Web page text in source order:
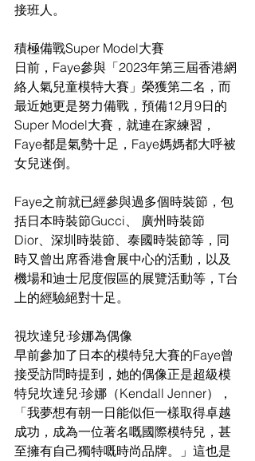
接班人。
積極備戰Super Model大賽
日前，Faye參與「2023年第三屆香港網
絡人氣兒童模特大賽」榮獲第二名，而
最近她更是努力備戰，預備12月9日的
Super Model大賽，就連在家練習，
Faye都是氣勢十足，Faye媽媽都大呼被
女兒迷倒。
Faye之前就已經參與過多個時裝節，包
括日本時裝節Gucci、 廣州時裝節
Dior、深圳時裝節、泰國時裝節等，同
時又曾出席香港會展中心的活動，以及
機場和迪士尼度假區的展覽活動等，T台
上的經驗絕對十足。
視坎達兒·珍娜為偶像
早前參加了日本的模特兒大賽的Faye曾
接受訪問時提到，她的偶像正是超級模
特兒坎達兒·珍娜（Kendall Jenner），
「我夢想有朝一日能似佢一樣取得卓越
成功，成為一位著名嘅國際模特兒，甚
至擁有自己獨特嘅時尚品牌。」這也是